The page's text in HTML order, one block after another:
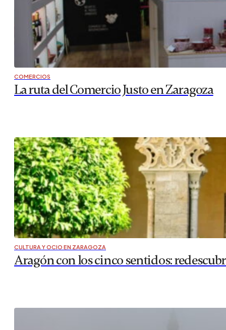
COMERCIOS
La ruta del Comercio Justo en Zaragoza
CULTURA Y OCIO EN ZARAGOZA
Aragón con los cinco sentidos: